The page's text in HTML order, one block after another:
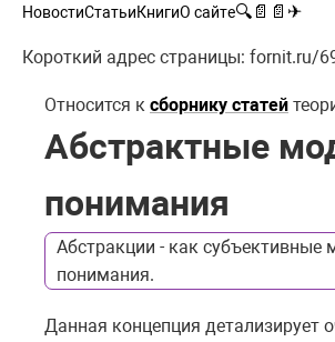
НовостиСтатьиКнигиО сайте🔍 📄 📄 ✈
Короткий адрес страницы: fornit.ru/
Относится к сборнику статей
Абстрактные
понимания
Абстракции - как субъективные
понимания.
Данная концепция детализирует